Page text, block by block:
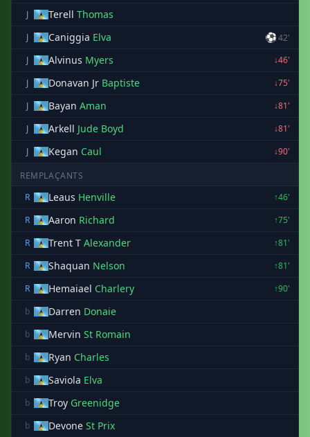
J Terell Thomas
J Caniggia Elva ⚽42'
J
Alvinus Myers
↓46'
J
Donavan Jr Baptiste
↓75'
J
Bayan Aman
↓81'
J
Arkell Jude Boyd
↓81'
J
Kegan Caul ↓90'
REMPLAÇANTS
R
Leaus Henville
↑46'
R
Aaron Richard
↑75'
R
Trent T Alexander
↑81'
R
Shaquan Nelson
↑81'
R
Hemaiael Charlery
↑90'
b
Darren Donaie
b Mervin St Romain
b Ryan Charles
b Saviola Elva
b Troy Greenidge
b Devone St Prix